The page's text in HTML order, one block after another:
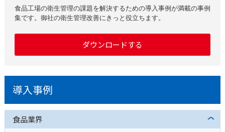
食品工場の衛生管理の課題を解決するための導入事例が満載の事例
集です。御社の衛生管理改善にきっと役立ちます。
ダウンロードする
導入事例
食品業界